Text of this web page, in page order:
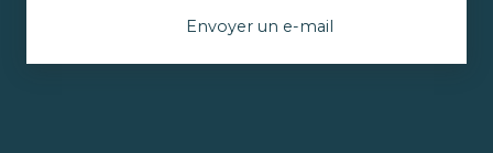
Envoyer un e-mail